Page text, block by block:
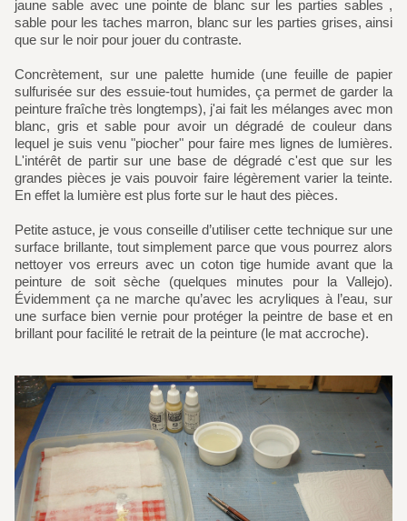
jaune sable avec une pointe de blanc sur les parties sables ,
sable pour les taches marron, blanc sur les parties grises, ainsi
que sur le noir pour jouer du contraste.
Concrètement, sur une palette humide (une feuille de papier
sulfurisée sur des essuie-tout humides, ça permet de garder la
peinture fraîche très longtemps), j'ai fait les mélanges avec mon
blanc, gris et sable pour avoir un dégradé de couleur dans
lequel je suis venu "piocher" pour faire mes lignes de lumières.
L'intérêt de partir sur une base de dégradé c'est que sur les
grandes pièces je vais pouvoir faire légèrement varier la teinte.
En effet la lumière est plus forte sur le haut des pièces.
Petite astuce, je vous conseille d’utiliser cette technique sur une
surface brillante, tout simplement parce que vous pourrez alors
nettoyer vos erreurs avec un coton tige humide avant que la
peinture de soit sèche (quelques minutes pour la Vallejo).
Évidemment ça ne marche qu’avec les acryliques à l’eau, sur
une surface bien vernie pour protéger la peintre de base et en
brillant pour facilité le retrait de la peinture (le mat accroche).